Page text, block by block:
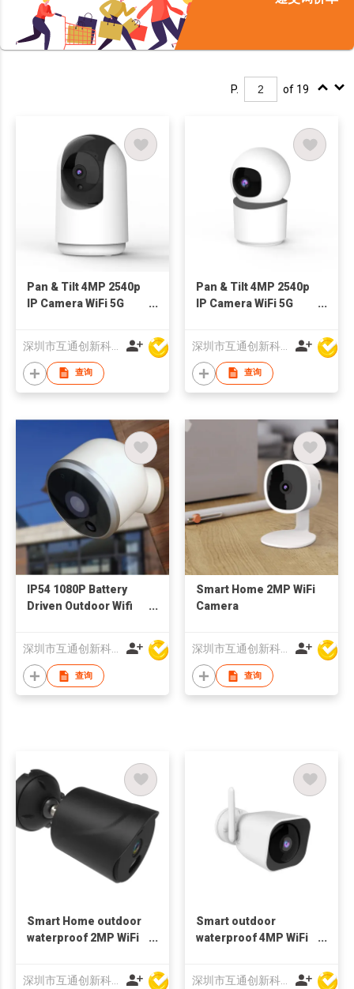
P. of 19
Pan & Tilt 4MP 2540p
IP Camera WiFi 5G
深圳市互通创新科技有限公司
查询
Pan & Tilt 4MP 2540p
IP Camera WiFi 5G
深圳市互通创新科技有限公司
查询
IP54 1080P Battery
Driven Outdoor Wifi
Monitor Night Vision
深圳市互通创新科技有限公司
查询
Smart Home 2MP WiFi
Camera
深圳市互通创新科技有限公司
查询
Smart Home outdoor
waterproof 2MP WiFi
深圳市互通创新科技有限公司
Smart outdoor
waterproof 4MP WiFi
深圳市互通创新科技有限公司